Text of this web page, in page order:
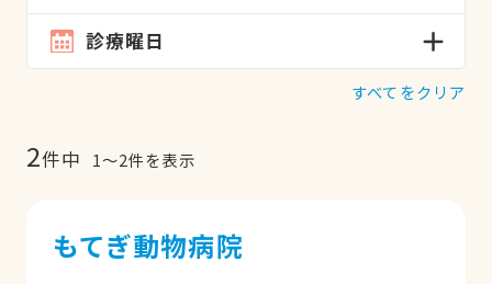
診療曜日
すべてをクリア
2件中 1〜2件を表示
もてぎ動物病院